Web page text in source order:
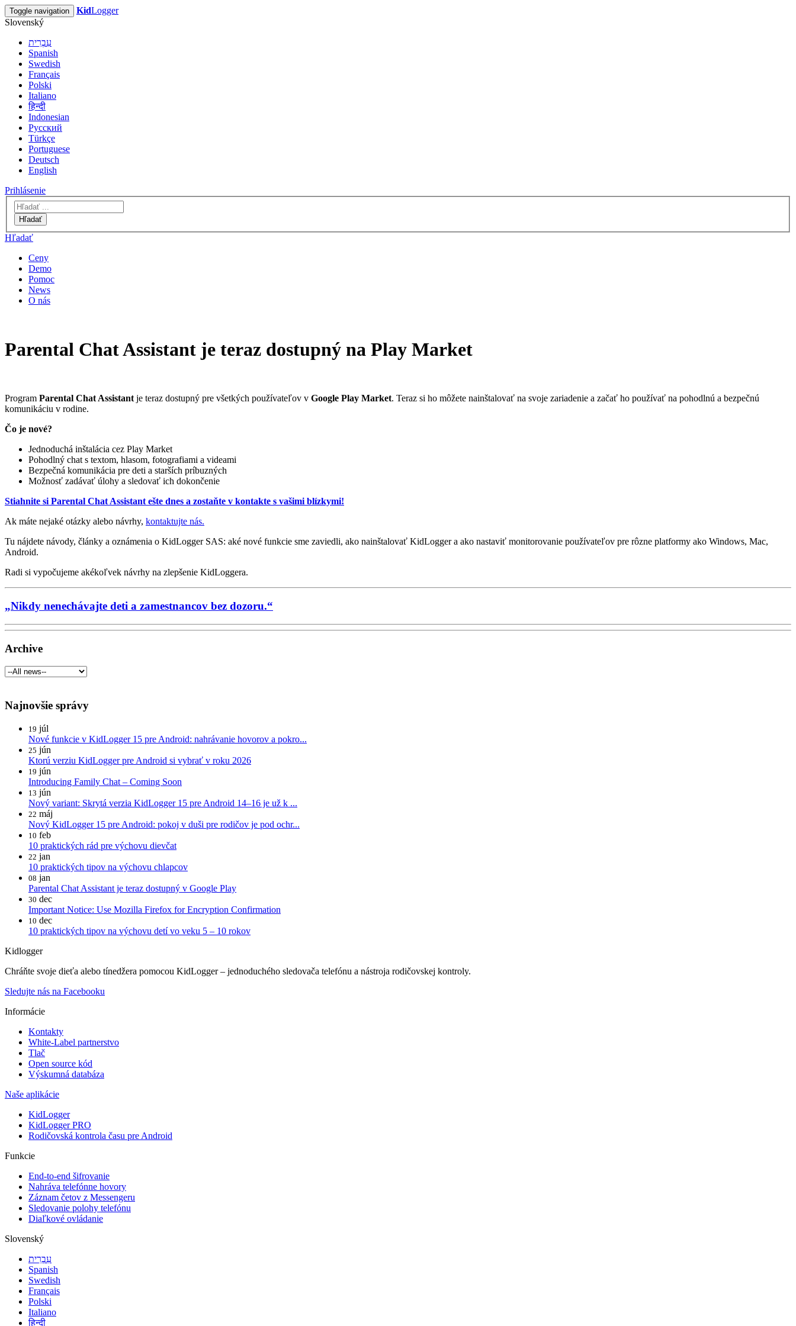
Toggle navigation KidLogger
Slovenský
עִבְרִית
Spanish
Swedish
Français
Polski
Italiano
हिन्दी
Indonesian
Русский
Türkçe
Portuguese
Deutsch
English
Prihlásenie
Hľadať
Hľadať
Ceny
Demo
Pomoc
News
O nás
Parental Chat Assistant je teraz dostupný na Play Market
Program Parental Chat Assistantje teraz dostupný pre všetkých používateľov v Google Play Market. Teraz si ho môžete nainštalovať na svoje zariadenie a začať ho používať na pohodlnú a bezpečnú
komunikáciu v rodine.
Čo je nové?
Jednoduchá inštalácia cez Play Market
Pohodlný chat s textom, hlasom, fotografiami a videami
Bezpečná komunikácia pre deti a starších príbuzných
Možnosť zadávať úlohy a sledovať ich dokončenie
Stiahnite si Parental Chat Assistant ešte dnes a zostaňte v kontakte s vašimi blízkymi!
Ak máte nejaké otázky alebo návrhy, kontaktujte nás.
Tu nájdete návody, články a oznámenia o KidLogger SAS: aké nové funkcie sme zaviedli, ako nainštalovať KidLogger a ako nastaviť monitorovanie používateľov pre rôzne platformy ako Windows, Mac,
Android.
Radi si vypočujeme akékoľvek návrhy na zlepšenie KidLoggera.
„Nikdy nenechávajte deti a zamestnancov bez dozoru.“
Archive
Najnovšie správy
19 júl
Nové funkcie v KidLogger 15 pre Android: nahrávanie hovorov a pokro...
25 jún
Ktorú verziu KidLogger pre Android si vybrať v roku 2026
19 jún
Introducing Family Chat – Coming Soon
13 jún
Nový variant: Skrytá verzia KidLogger 15 pre Android 14–16 je už k ...
22 máj
Nový KidLogger 15 pre Android: pokoj v duši pre rodičov je pod ochr...
10 feb
10 praktických rád pre výchovu dievčat
22 jan
10 praktických tipov na výchovu chlapcov
08 jan
Parental Chat Assistant je teraz dostupný v Google Play
30 dec
Important Notice: Use Mozilla Firefox for Encryption Confirmation
10 dec
10 praktických tipov na výchovu detí vo veku 5 – 10 rokov
Kidlogger
Chráňte svoje dieťa alebo tínedžera pomocou KidLogger – jednoduchého sledovača telefónu a nástroja rodičovskej kontroly.
Sledujte nás na Facebooku
Informácie
Kontakty
White-Label partnerstvo
Tlač
Open source kód
Výskumná databáza
Naše aplikácie
KidLogger
KidLogger PRO
Rodičovská kontrola času pre Android
Funkcie
End-to-end šifrovanie
Nahráva telefónne hovory
Záznam četov z Messengeru
Sledovanie polohy telefónu
Diaľkové ovládanie
Slovenský
עִבְרִית
Spanish
Swedish
Français
Polski
Italiano
हिन्दी